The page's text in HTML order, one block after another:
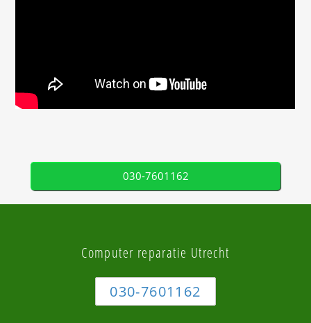
030-7601162
Computer reparatie Utrecht
030-7601162